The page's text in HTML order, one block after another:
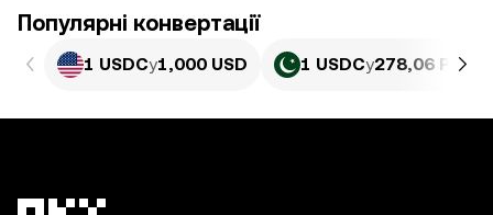
Популярні конвертації
1 USDCу1,000 USD 1 USDCу278,06 PKR